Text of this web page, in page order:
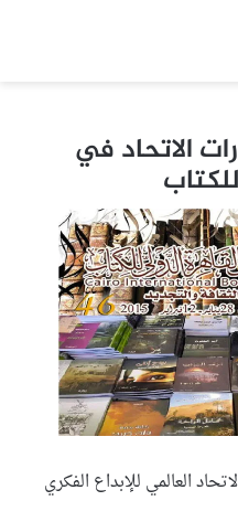
الاتحاد في
العالمي للإبداع الفكري